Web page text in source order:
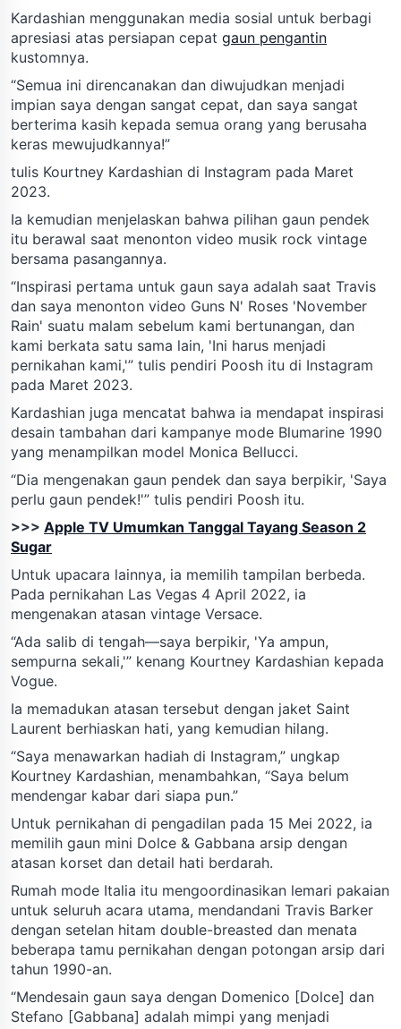
Kardashian menggunakan media sosial untuk berbagi
apresiasi atas persiapan cepat gaun pengantin
kustomnya.
“Semua ini direncanakan dan diwujudkan menjadi
impian saya dengan sangat cepat, dan saya sangat
berterima kasih kepada semua orang yang berusaha
keras mewujudkannya!”
tulis Kourtney Kardashian di Instagram pada Maret
2023.
Ia kemudian menjelaskan bahwa pilihan gaun pendek
itu berawal saat menonton video musik rock vintage
bersama pasangannya.
“Inspirasi pertama untuk gaun saya adalah saat Travis
dan saya menonton video Guns N' Roses 'November
Rain' suatu malam sebelum kami bertunangan, dan
kami berkata satu sama lain, 'Ini harus menjadi
pernikahan kami,'” tulis pendiri Poosh itu di Instagram
pada Maret 2023.
Kardashian juga mencatat bahwa ia mendapat inspirasi
desain tambahan dari kampanye mode Blumarine 1990
yang menampilkan model Monica Bellucci.
“Dia mengenakan gaun pendek dan saya berpikir, 'Saya
perlu gaun pendek!'” tulis pendiri Poosh itu.
>>> Apple TV Umumkan Tanggal Tayang Season 2
Sugar
Untuk upacara lainnya, ia memilih tampilan berbeda.
Pada pernikahan Las Vegas 4 April 2022, ia
mengenakan atasan vintage Versace.
“Ada salib di tengah—saya berpikir, 'Ya ampun,
sempurna sekali,'” kenang Kourtney Kardashian kepada
Vogue.
Ia memadukan atasan tersebut dengan jaket Saint
Laurent berhiaskan hati, yang kemudian hilang.
“Saya menawarkan hadiah di Instagram,” ungkap
Kourtney Kardashian, menambahkan, “Saya belum
mendengar kabar dari siapa pun.”
Untuk pernikahan di pengadilan pada 15 Mei 2022, ia
memilih gaun mini Dolce & Gabbana arsip dengan
atasan korset dan detail hati berdarah.
Rumah mode Italia itu mengoordinasikan lemari pakaian
untuk seluruh acara utama, mendandani Travis Barker
dengan setelan hitam double-breasted dan menata
beberapa tamu pernikahan dengan potongan arsip dari
tahun 1990-an.
“Mendesain gaun saya dengan Domenico [Dolce] dan
Stefano [Gabbana] adalah mimpi yang menjadi